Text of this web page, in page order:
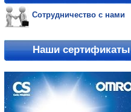
Сотрудничество с нами
Наши сертификаты